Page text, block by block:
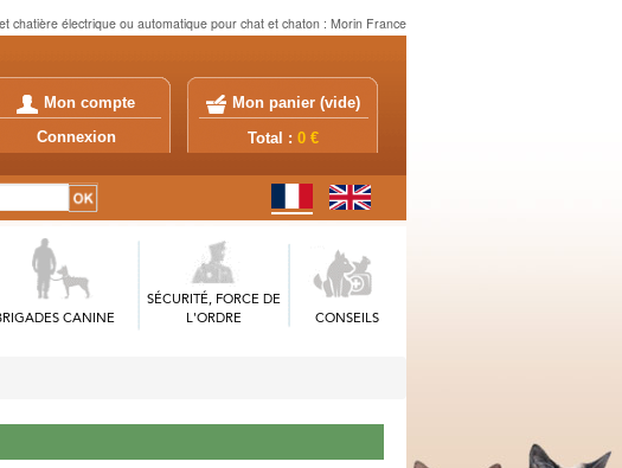
chatière électrique ou automatique pour chat et chaton : Morin France
Mon compte
Connexion
Mon panier (vide)
Total : 0 €
CANINE
SÉCURITÉ, FORCE DE
L'ORDRE
CONSEILS